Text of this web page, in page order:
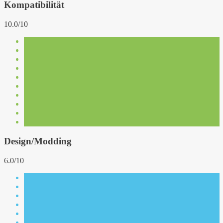
Kompatibilität
10.0/10
Design/Modding
6.0/10